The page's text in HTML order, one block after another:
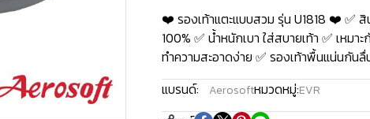
❤️ รองเท้าแตะแบบสวม รุ่น U1818 ❤️ ✅ สิ
100% ✅ น้ำหนักเบา ใส่สบายเท้า ✅ เหม
ทำความสะอาดง่าย ✅ รองเท้าพื้นแน่นกันลื่
แบรนด์:
Aerosoftหมวดหมู่:EVR